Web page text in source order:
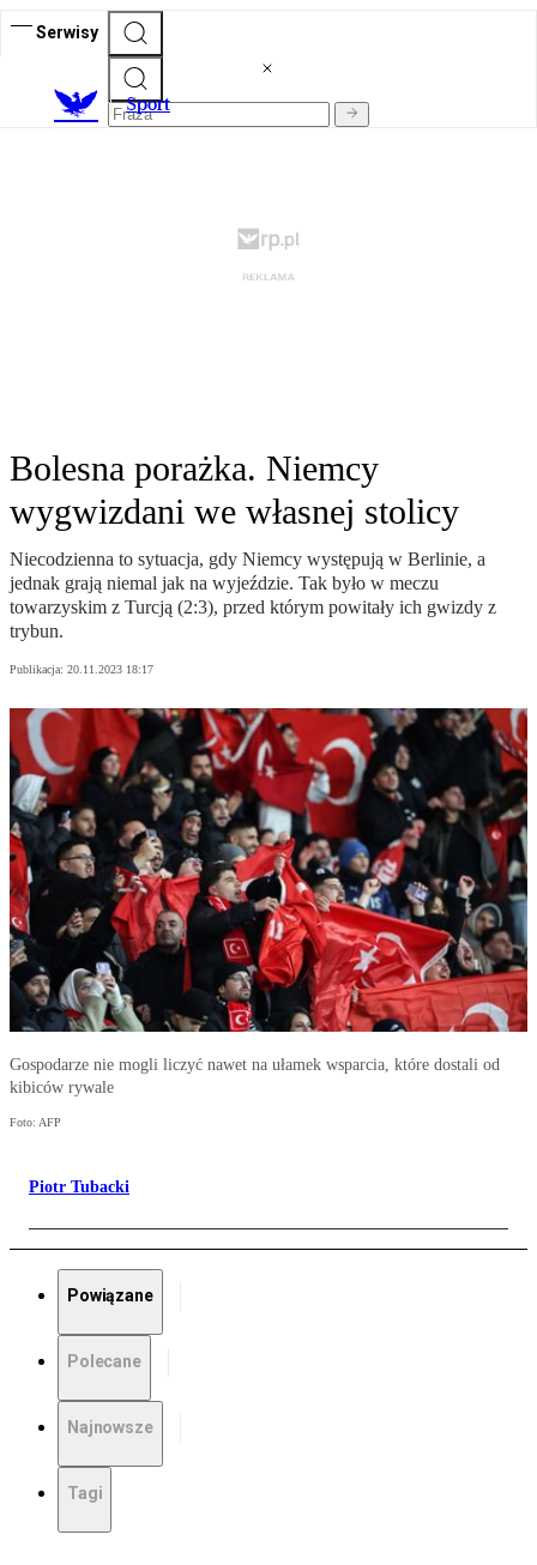
Serwisy
Sport
Bolesna porażka. Niemcy
wygwizdani we własnej stolicy
Niecodzienna to sytuacja, gdy Niemcy występują w Berlinie, a
jednak grają niemal jak na wyjeździe. Tak było w meczu
towarzyskim z Turcją (2:3), przed którym powitały ich gwizdy z
trybun.
Publikacja: 20.11.2023 18:17
Gospodarze nie mogli liczyć nawet na ułamek wsparcia, które dostali od
kibiców rywale
Foto: AFP
Piotr Tubacki
Powiązane
Polecane
Najnowsze
Tagi